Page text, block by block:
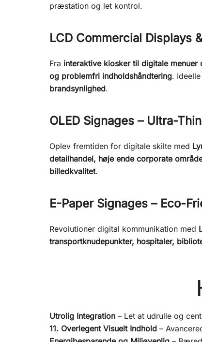
præstation og let kontrol.
LCD Commercial Displays
Fra interaktive kiosker til digitale menuer
og problemfri indholdshåndtering.
brandsynlighed.
OLED Signages – Ultra-
Oplev fremtiden for digitale skilte med
detailhandel, høje ende corporate
billedkvalitet.
E-Paper Signages – Eco-
Revolutioner digital kommunikation med
transportknudepunkter, hospitaler,
Utrolig Integration – Let at udrulle og
11. Overlegent Visuelt Indhold –